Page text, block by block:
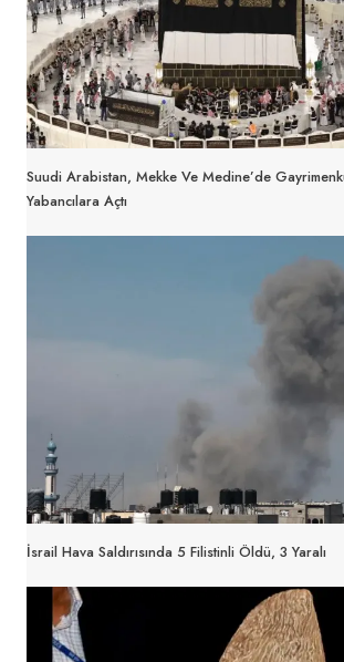
Suudi Arabistan, Mekke Ve Medine’de Gayrimenkul
Yabancılara Açtı
İsrail Hava Saldırısında 5 Filistinli Öldü, 3 Yaralı